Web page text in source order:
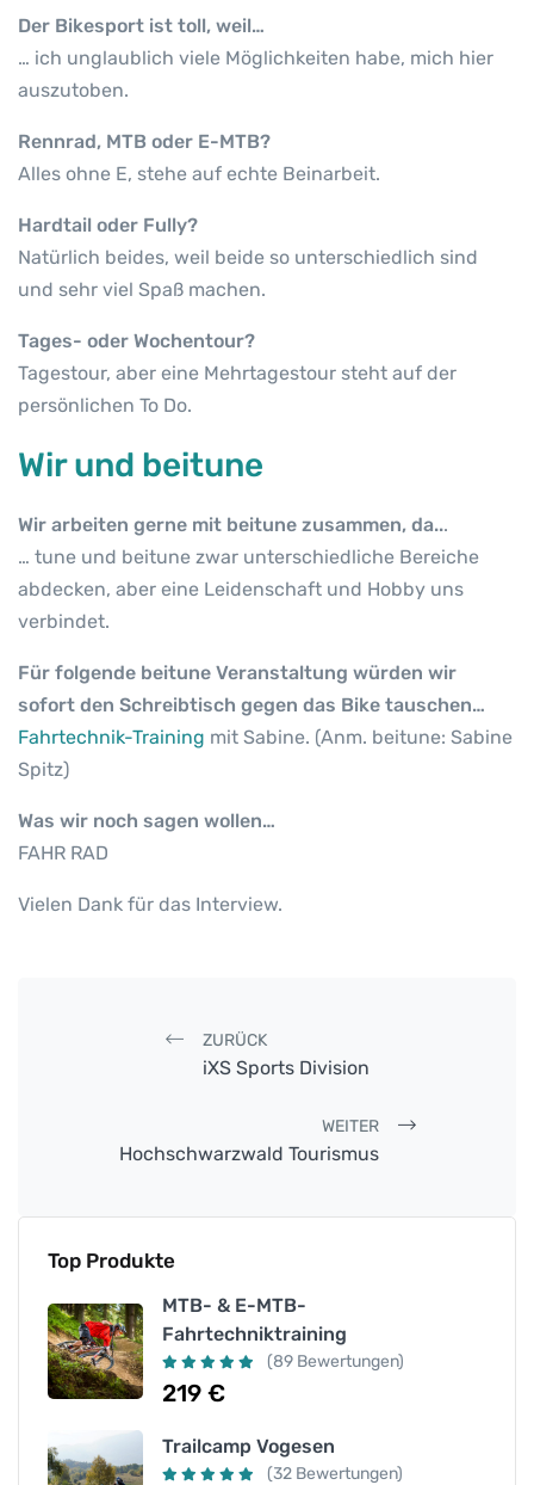
Der Bikesport ist toll, weil…
… ich unglaublich viele Möglichkeiten habe, mich hier
auszutoben.
Rennrad, MTB oder E-MTB?
Alles ohne E, stehe auf echte Beinarbeit.
Hardtail oder Fully?
Natürlich beides, weil beide so unterschiedlich sind
und sehr viel Spaß machen.
Tages- oder Wochentour?
Tagestour, aber eine Mehrtagestour steht auf der
persönlichen To Do.
Wir und beitune
Wir arbeiten gerne mit beitune zusammen, da...
… tune und beitune zwar unterschiedliche Bereiche
abdecken, aber eine Leidenschaft und Hobby uns
verbindet.
Für folgende beitune Veranstaltung würden wir
sofort den Schreibtisch gegen das Bike tauschen…
Fahrtechnik-Training mit Sabine. (Anm. beitune: Sabine
Spitz)
Was wir noch sagen wollen…
FAHR RAD
Vielen Dank für das Interview.
Post navigation
ZURÜCK
iXS Sports Division
WEITER
Hochschwarzwald Tourismus
Top Produkte
MTB- & E-MTB-
Fahrtechniktraining
(89 Bewertungen)
219 €
Trailcamp Vogesen
(32 Bewertungen)